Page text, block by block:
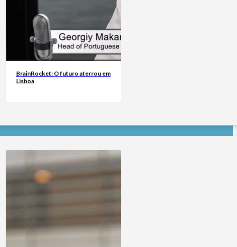
BrainRocket: O futuro aterrou em
Lisboa